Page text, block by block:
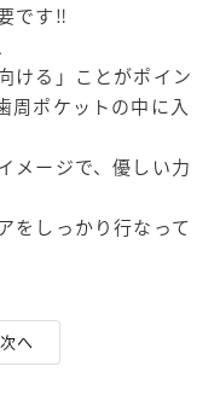
です‼️
ける」ことがポイン
周ポケットの中に入
メージで、優しい力
をしっかり行なって
次へ